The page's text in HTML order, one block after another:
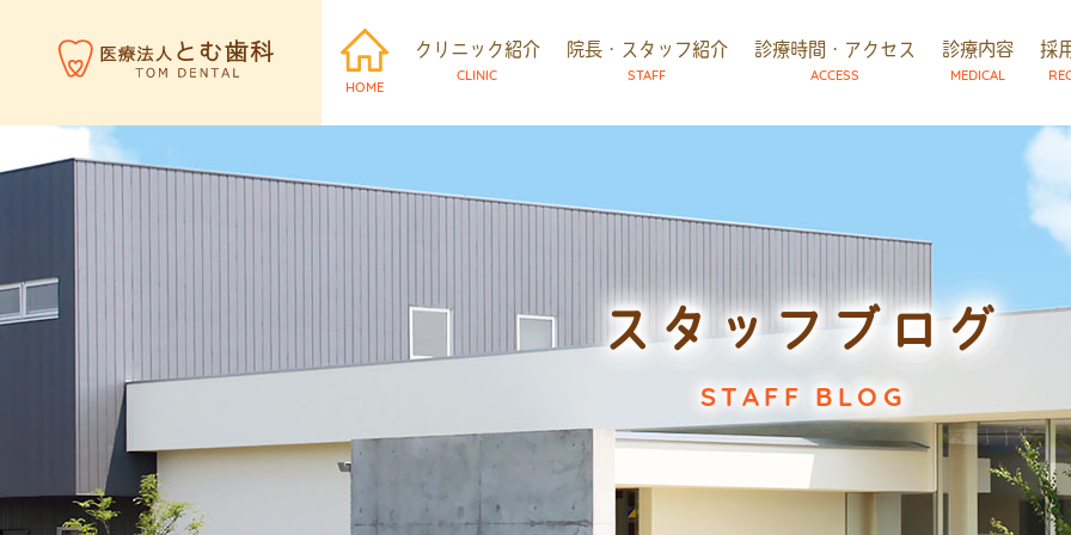
HOME
クリニック紹介
CLINIC
院長・スタッフ紹介
STAFF
診療時間・アクセス
ACCESS
診療内容
MEDICAL
採
スタッフブログ
STAFF BLOG